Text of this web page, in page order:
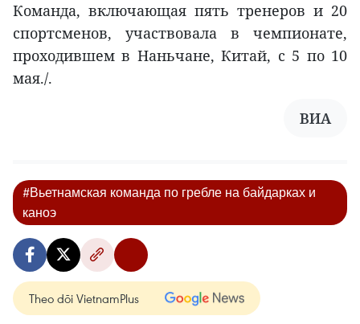
Команда, включающая пять тренеров и 20
спортсменов, участвовала в чемпионате,
проходившем в Наньчане, Китай, с 5 по 10
мая./.
ВИА
#Вьетнамская команда по гребле на байдарках и
каноэ
Theo dõi VietnamPlus